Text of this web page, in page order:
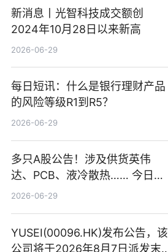
新消息丨光智科技成交额创
2024年10月28日以来新高
2026-06-29
每日短讯：什么是银行理财产品
的风险等级R1到R5？
2026-06-29
多只A股公告！涉及供货英伟
达、PCB、液冷散热…… 今日快
讯
2026-06-29
YUSEI(00096.HK)发布公告，该
公司将于2026年8月7日派发末